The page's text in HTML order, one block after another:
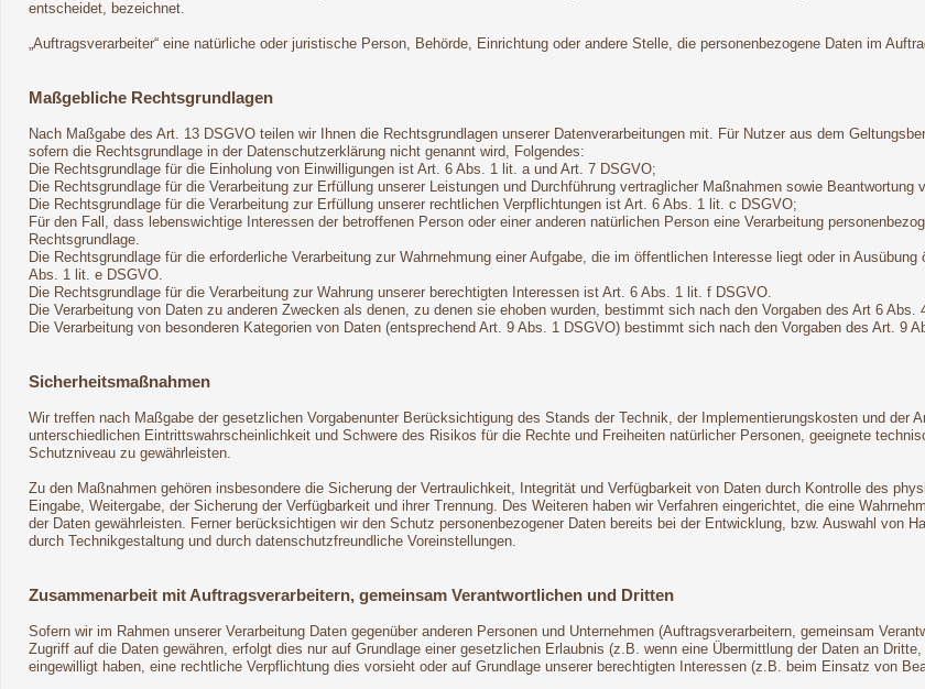
entscheidet, bezeichnet.
„Auftragsverarbeiter“ eine natürliche oder juristische Person, Behörde, Einrichtung oder andere Stelle, die personenbezogene Daten im
Maßgebliche Rechtsgrundlagen
Nach Maßgabe des Art. 13 DSGVO teilen wir Ihnen die Rechtsgrundlagen unserer Datenverarbeitungen mit. Für Nutzer aus dem
sofern die Rechtsgrundlage in der Datenschutzerklärung nicht genannt wird, Folgendes:
Die Rechtsgrundlage für die Einholung von Einwilligungen ist Art. 6 Abs. 1 lit. a und Art. 7 DSGVO;
Die Rechtsgrundlage für die Verarbeitung zur Erfüllung unserer Leistungen und Durchführung vertraglicher Maßnahmen sowie
Die Rechtsgrundlage für die Verarbeitung zur Erfüllung unserer rechtlichen Verpflichtungen ist Art. 6 Abs. 1 lit. c DSGVO;
Für den Fall, dass lebenswichtige Interessen der betroffenen Person oder einer anderen natürlichen Person eine Verarbeitung
Rechtsgrundlage.
Die Rechtsgrundlage für die erforderliche Verarbeitung zur Wahrnehmung einer Aufgabe, die im öffentlichen Interesse liegt oder in
Abs. 1 lit. e DSGVO.
Die Rechtsgrundlage für die Verarbeitung zur Wahrung unserer berechtigten Interessen ist Art. 6 Abs. 1 lit. f DSGVO.
Die Verarbeitung von Daten zu anderen Zwecken als denen, zu denen sie ehoben wurden, bestimmt sich nach den Vorgaben des Art 6 Abs.
Die Verarbeitung von besonderen Kategorien von Daten (entsprechend Art. 9 Abs. 1 DSGVO) bestimmt sich nach den Vorgaben des Art. 9
Sicherheitsmaßnahmen
Wir treffen nach Maßgabe der gesetzlichen Vorgabenunter Berücksichtigung des Stands der Technik, der Implementierungskosten und der
unterschiedlichen Eintrittswahrscheinlichkeit und Schwere des Risikos für die Rechte und Freiheiten natürlicher Personen, geeignete
Schutzniveau zu gewährleisten.
Zu den Maßnahmen gehören insbesondere die Sicherung der Vertraulichkeit, Integrität und Verfügbarkeit von Daten durch Kontrolle des
Eingabe, Weitergabe, der Sicherung der Verfügbarkeit und ihrer Trennung. Des Weiteren haben wir Verfahren eingerichtet, die eine
der Daten gewährleisten. Ferner berücksichtigen wir den Schutz personenbezogener Daten bereits bei der Entwicklung, bzw. Auswahl von
durch Technikgestaltung und durch datenschutzfreundliche Voreinstellungen.
Zusammenarbeit mit Auftragsverarbeitern, gemeinsam Verantwortlichen und Dritten
Sofern wir im Rahmen unserer Verarbeitung Daten gegenüber anderen Personen und Unternehmen (Auftragsverarbeitern, gemeinsam
Zugriff auf die Daten gewähren, erfolgt dies nur auf Grundlage einer gesetzlichen Erlaubnis (z.B. wenn eine Übermittlung der Daten an
eingewilligt haben, eine rechtliche Verpflichtung dies vorsieht oder auf Grundlage unserer berechtigten Interessen (z.B. beim Einsatz von